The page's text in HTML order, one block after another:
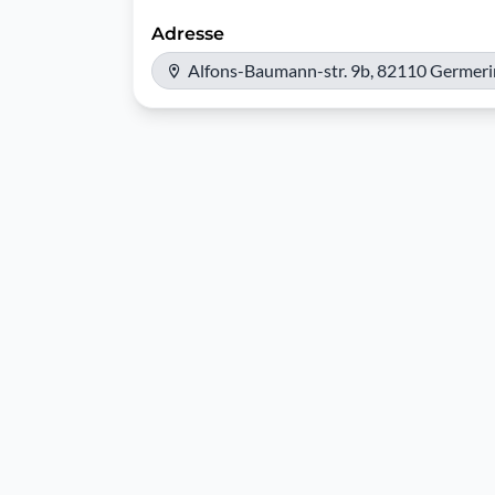
Adresse
Alfons-Baumann-str. 9b, 82110